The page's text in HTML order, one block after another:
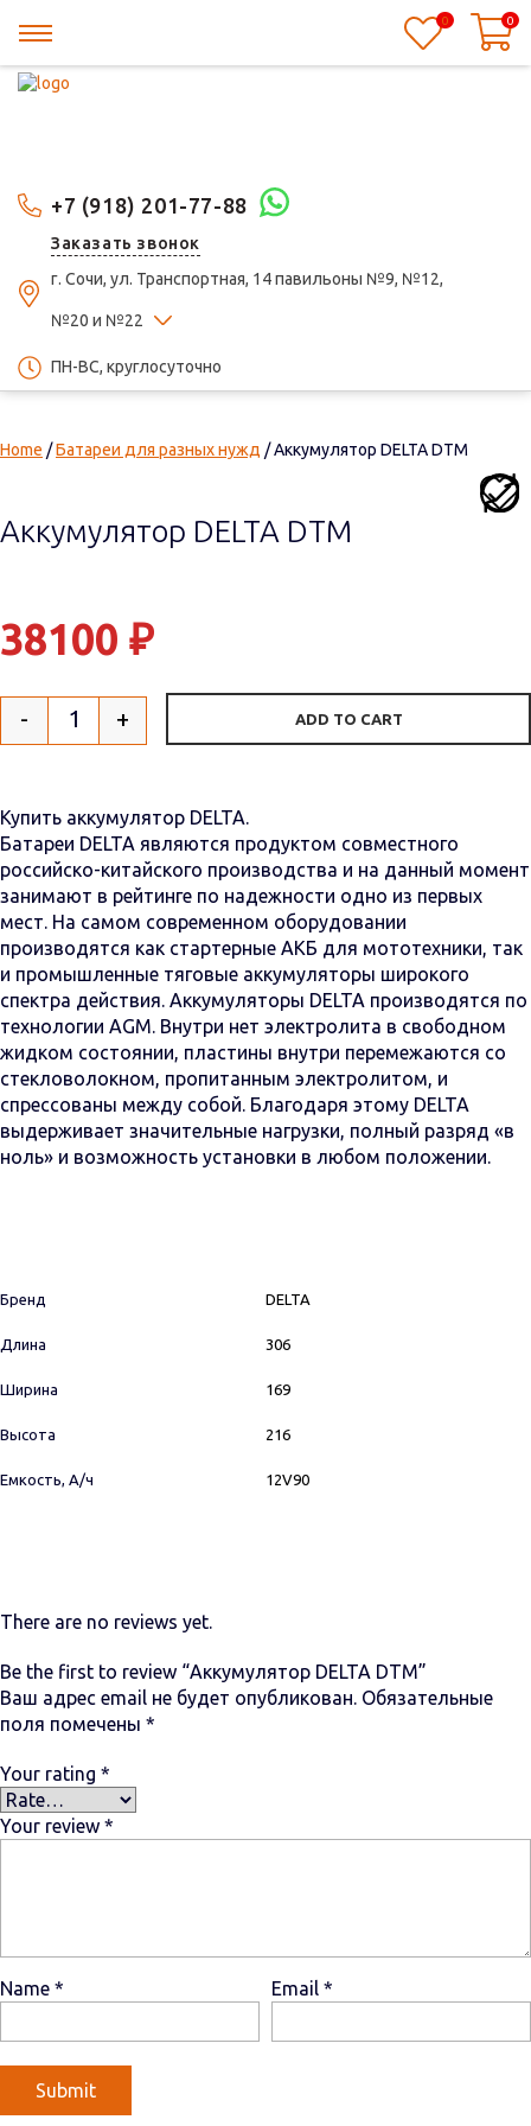
+7 (918) 201-77-88
Заказать звонок
г. Сочи, ул. Транспортная, 14 павильоны №9, №12,
№20 и №22
ПН-ВС, круглосуточно
0 0
Home /Батареи для разных нужд / Аккумулятор DELTA DTM
Аккумулятор DELTA DTM
38100 ₽
Quantity
- + ADD TO CART
Купить аккумулятор DELTA.
Батареи DELTA являются продуктом совместного
российско-китайского производства и на данный момент
занимают в рейтинге по надежности одно из первых
мест. На самом современном оборудовании
производятся как стартерные АКБ для мототехники, так
и промышленные тяговые аккумуляторы широкого
спектра действия. Аккумуляторы DELTA производятся по
технологии AGM. Внутри нет электролита в свободном
жидком состоянии, пластины внутри перемежаются со
стекловолокном, пропитанным электролитом, и
спрессованы между собой. Благодаря этому DELTA
выдерживает значительные нагрузки, полный разряд «в
ноль» и возможность установки в любом положении.
Бренд DELTA
Длина 306
Ширина 169
Высота 216
Емкость, А/ч 12V90
There are no reviews yet.
Be the first to review “Аккумулятор DELTA DTM”
Ваш адрес email не будет опубликован. Обязательные
поля помечены *
Your rating *
Your review *
Name * Email *